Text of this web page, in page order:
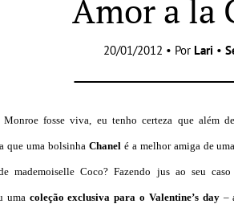
Amor a la
20/01/2012 • Por Lari •
fosse viva, eu tenho certeza que além
que uma bolsinha Chanelé a melhor amiga de
mademoiselle Coco? Fazendo jus ao seu
uma coleção exclusiva para o Valentine’s day–